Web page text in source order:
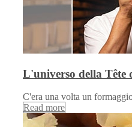
L'universo della Tête
C'era una volta un
Read more